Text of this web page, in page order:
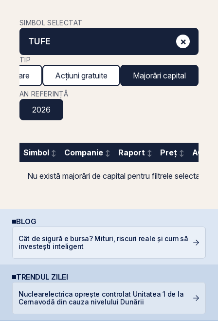
SIMBOL SELECTAT
TUFE ×
TIP
Acțiuni gratuite Majorări capital
AN REFERINȚĂ
2026
Simbol Companie Raport Preț AGA
Nu există majorări de capital pentru filtrele selectate.
BLOG
Cât de sigură e bursa? Mituri, riscuri reale și cum să
investești inteligent
TRENDUL ZILEI
Nuclearelectrica oprește controlat Unitatea 1 de la
Cernavodă din cauza nivelului Dunării